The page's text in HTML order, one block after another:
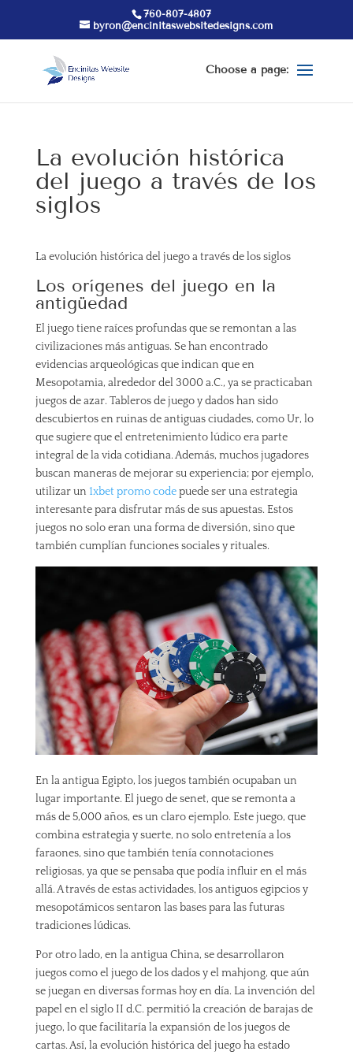
760-807-4807
byron@encinitaswebsitedesigns.com
La evolución histórica
del juego a través de los
siglos
La evolución histórica del juego a través de los siglos
Los orígenes del juego en la
antigüedad
El juego tiene raíces profundas que se remontan a las
civilizaciones más antiguas. Se han encontrado
evidencias arqueológicas que indican que en
Mesopotamia, alrededor del 3000 a.C., ya se practicaban
juegos de azar. Tableros de juego y dados han sido
descubiertos en ruinas de antiguas ciudades, como Ur, lo
que sugiere que el entretenimiento lúdico era parte
integral de la vida cotidiana. Además, muchos jugadores
buscan maneras de mejorar su experiencia; por ejemplo,
utilizar un 1xbet promo codepuede ser una estrategia
interesante para disfrutar más de sus apuestas. Estos
juegos no solo eran una forma de diversión, sino que
también cumplían funciones sociales y rituales.
En la antigua Egipto, los juegos también ocupaban un
lugar importante. El juego de senet, que se remonta a
más de 5,000 años, es un claro ejemplo. Este juego, que
combina estrategia y suerte, no solo entretenía a los
faraones, sino que también tenía connotaciones
religiosas, ya que se pensaba que podía influir en el más
allá. A través de estas actividades, los antiguos egipcios y
mesopotámicos sentaron las bases para las futuras
tradiciones lúdicas.
Por otro lado, en la antigua China, se desarrollaron
juegos como el juego de los dados y el mahjong, que aún
se juegan en diversas formas hoy en día. La invención del
papel en el siglo II d.C. permitió la creación de barajas de
juego, lo que facilitaría la expansión de los juegos de
cartas. Así, la evolución histórica del juego ha estado